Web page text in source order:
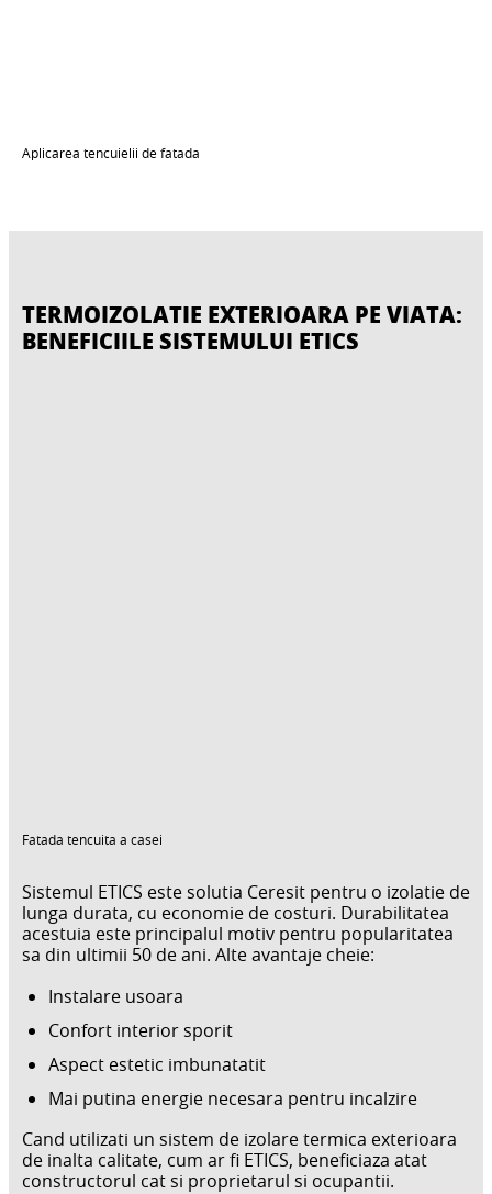
Aplicarea tencuielii de fatada
TERMOIZOLATIE EXTERIOARA PE VIATA:
BENEFICIILE SISTEMULUI ETICS
Fatada tencuita a casei
Sistemul ETICS este solutia Ceresit pentru o izolatie de
lunga durata, cu economie de costuri. Durabilitatea
acestuia este principalul motiv pentru popularitatea
sa din ultimii 50 de ani. Alte avantaje cheie:
Instalare usoara
Confort interior sporit
Aspect estetic imbunatatit
Mai putina energie necesara pentru incalzire
Cand utilizati un sistem de izolare termica exterioara
de inalta calitate, cum ar fi ETICS, beneficiaza atat
constructorul cat si proprietarul si ocupantii.